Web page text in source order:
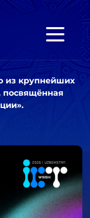
из крупнейших
посвящённая